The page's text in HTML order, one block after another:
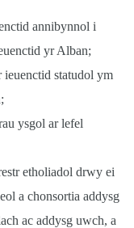
annibynnol i
yr Alban;
statudol ym
ysgol ar lefel
etholiadol drwy ei
a chonsortia addysg
ac addysg uwch, a